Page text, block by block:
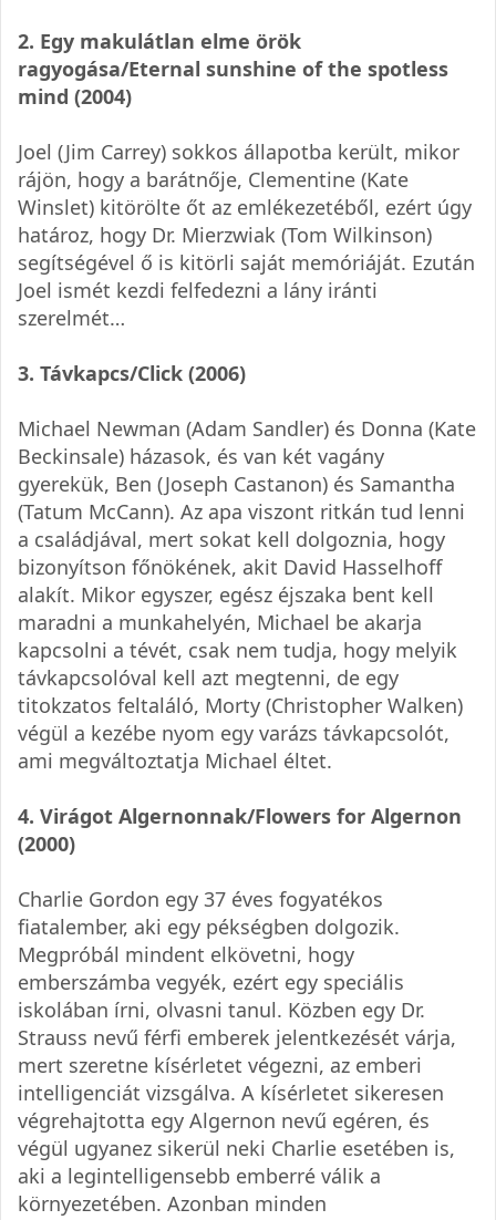
2. Egy makulátlan elme örök
ragyogása/Eternal sunshine of the spotless
mind (2004)
Joel (Jim Carrey) sokkos állapotba került, mikor
rájön, hogy a barátnője, Clementine (Kate
Winslet) kitörölte őt az emlékezetéből, ezért úgy
határoz, hogy Dr. Mierzwiak (Tom Wilkinson)
segítségével ő is kitörli saját memóriáját. Ezután
Joel ismét kezdi felfedezni a lány iránti
szerelmét…
3. Távkapcs/Click (2006)
Michael Newman (Adam Sandler) és Donna (Kate
Beckinsale) házasok, és van két vagány
gyerekük, Ben (Joseph Castanon) és Samantha
(Tatum McCann). Az apa viszont ritkán tud lenni
a családjával, mert sokat kell dolgoznia, hogy
bizonyítson főnökének, akit David Hasselhoff
alakít. Mikor egyszer, egész éjszaka bent kell
maradni a munkahelyén, Michael be akarja
kapcsolni a tévét, csak nem tudja, hogy melyik
távkapcsolóval kell azt megtenni, de egy
titokzatos feltaláló, Morty (Christopher Walken)
végül a kezébe nyom egy varázs távkapcsolót,
ami megváltoztatja Michael éltet.
4. Virágot Algernonnak/Flowers for Algernon
(2000)
Charlie Gordon egy 37 éves fogyatékos
fiatalember, aki egy pékségben dolgozik.
Megpróbál mindent elkövetni, hogy
emberszámba vegyék, ezért egy speciális
iskolában írni, olvasni tanul. Közben egy Dr.
Strauss nevű férfi emberek jelentkezését várja,
mert szeretne kísérletet végezni, az emberi
intelligenciát vizsgálva. A kísérletet sikeresen
végrehajtotta egy Algernon nevű egéren, és
végül ugyanez sikerül neki Charlie esetében is,
aki a legintelligensebb emberré válik a
környezetében. Azonban minden